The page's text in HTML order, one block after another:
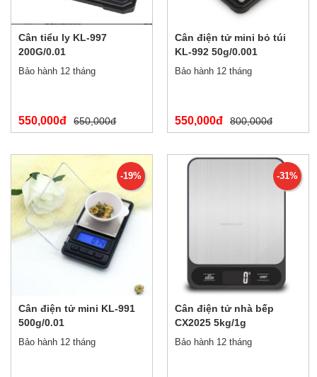
Cân tiểu ly KL-997
200G/0.01
Bảo hành 12 tháng
550,000đ 650,000đ
Cân điện tử mini bỏ túi
KL-992 50g/0.001
Bảo hành 12 tháng
550,000đ 800,000đ
-19%
Cân điện tử mini KL-991
500g/0.01
Bảo hành 12 tháng
-31%
Cân điện tử nhà bếp
CX2025 5kg/1g
Bảo hành 12 tháng